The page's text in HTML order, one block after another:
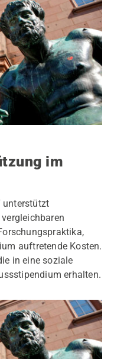
im
unterstützt
auftretende Kosten.
in eine soziale
erhalten.